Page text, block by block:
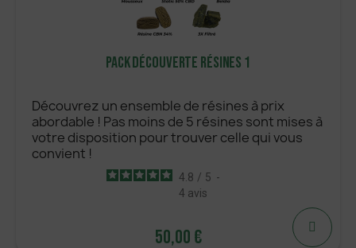
Pack Découverte Résines 1
Découvrez un ensemble de résines à prix
abordable ! Pas moins de 5 résines sont mises à
votre disposition pour trouver celle qui vous
convient !
4.8 / 5 -
4 avis
50,00 €